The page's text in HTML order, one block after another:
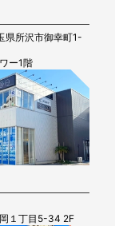
県所沢市御幸町1-
ー1階
１丁目5-34 2F